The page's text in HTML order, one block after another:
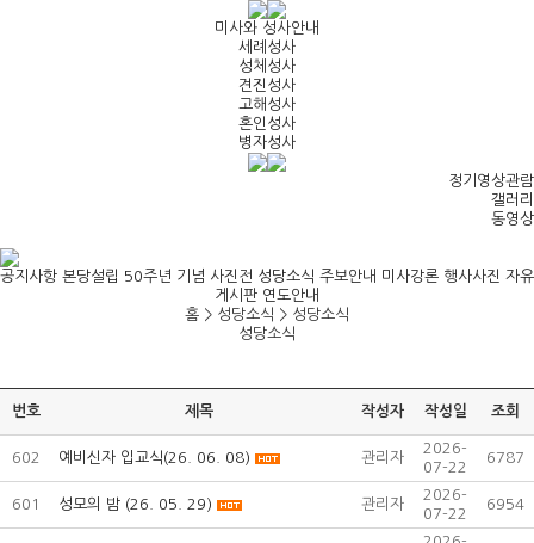
미사와 성사안내
세례성사
성체성사
견진성사
고해성사
혼인성사
병자성사
정기영상관람
갤러리
동영상
공지사항 본당설립 50주년 기념 사진전 성당소식 주보안내 미사강론 행사사진 자유
게시판 연도안내
홈 > 성당소식 > 성당소식
성당소식
번호 제목 작성자 작성일 조회
602 예비신자 입교식(26. 06. 08) 관리자
2026-
07-22
6787
601 성모의 밤 (26. 05. 29) 관리자
2026-
07-22
6954